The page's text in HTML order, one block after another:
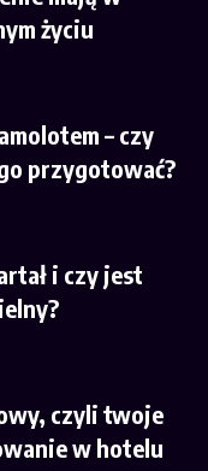
życiu
– czy
przygotować?
i czy jest
czyli twoje
w hotelu